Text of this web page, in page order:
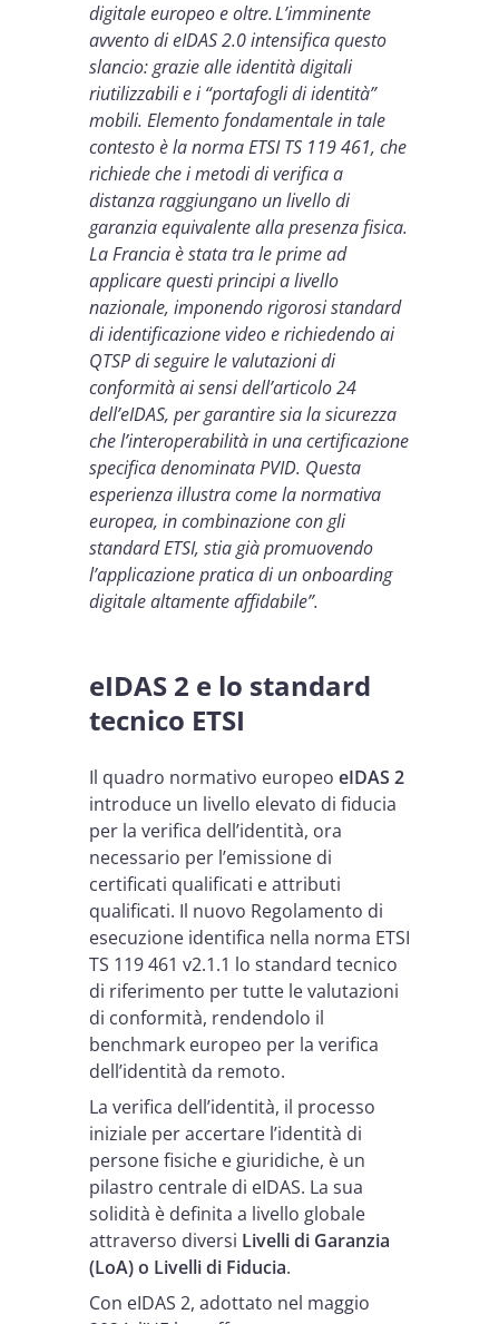
digitale europeo e oltre. L’imminente
avvento di eIDAS 2.0 intensifica questo
slancio: grazie alle identità digitali
riutilizzabili e i “portafogli di identità”
mobili. Elemento fondamentale in tale
contesto è la norma ETSI TS 119 461, che
richiede che i metodi di verifica a
distanza raggiungano un livello di
garanzia equivalente alla presenza fisica.
La Francia è stata tra le prime ad
applicare questi principi a livello
nazionale, imponendo rigorosi standard
di identificazione video e richiedendo ai
QTSP di seguire le valutazioni di
conformità ai sensi dell’articolo 24
dell’eIDAS, per garantire sia la sicurezza
che l’interoperabilità in una certificazione
specifica denominata PVID. Questa
esperienza illustra come la normativa
europea, in combinazione con gli
standard ETSI, stia già promuovendo
l’applicazione pratica di un onboarding
digitale altamente affidabile”.
eIDAS 2 e lo standard
tecnico ETSI
Il quadro normativo europeo eIDAS 2
introduce un livello elevato di fiducia
per la verifica dell’identità, ora
necessario per l’emissione di
certificati qualificati e attributi
qualificati. Il nuovo Regolamento di
esecuzione identifica nella norma ETSI
TS 119 461 v2.1.1 lo standard tecnico
di riferimento per tutte le valutazioni
di conformità, rendendolo il
benchmark europeo per la verifica
dell’identità da remoto.
La verifica dell’identità, il processo
iniziale per accertare l’identità di
persone fisiche e giuridiche, è un
pilastro centrale di eIDAS. La sua
solidità è definita a livello globale
attraverso diversi Livelli di Garanzia
(LoA) o Livelli di Fiducia.
Con eIDAS 2, adottato nel maggio